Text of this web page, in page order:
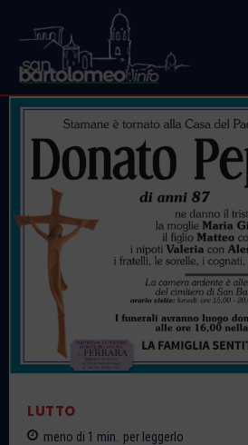
LUTTO
meno di 1 min. per leggerlo